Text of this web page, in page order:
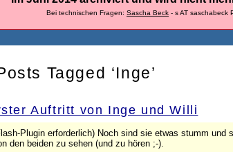
Bei technischen Fragen: Sascha Beck - s AT saschabeck
Tagged ‘Inge’
Auftritt von Inge und Willi
Plugin erforderlich) Noch sind sie etwas stumm und
den beiden zu sehen (und zu hören ;-).